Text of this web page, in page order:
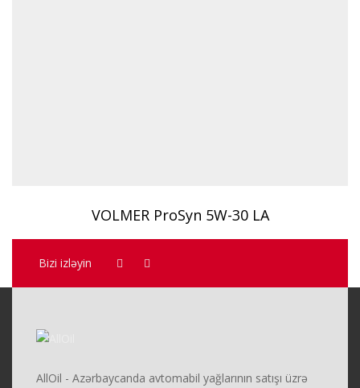
VOLMER ProSyn 5W-30 LA
Bizi izləyin
AllOil - Azərbaycanda avtomabil yağlarının satışı üzrə